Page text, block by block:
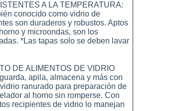
A LA TEMPERATURA:
conocido como vidrio de
son duraderos y robustos. Aptos
y microondas, son los
*Las tapas solo se deben lavar
DE ALIMENTOS DE VIDRIO
apila, almacena y más con
ranurado para preparación de
al horno sin romperse. Con
recipientes de vidrio lo manejan